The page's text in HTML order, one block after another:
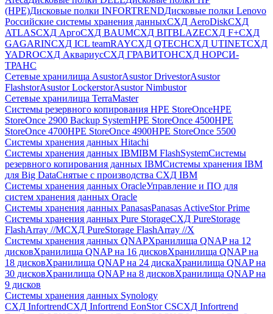
(HPE)Дисковые полки INFORTRENDДисковые полки Lenovo
Российские системы хранения данныхСХД AeroDiskСХД
ATLASСХД AргоСХД BAUMСХД BITBLAZEСХД F+СХД
GAGARINСХД ICL teamRAYСХД QTECHСХД UTINETСХД
YADROСХД АквариусСХД ГРАВИТОНСХД НОРСИ-
ТРАНС
Сетевые хранилища AsustorAsustor DrivestorAsustor
FlashstorAsustor LockerstorAsustor Nimbustor
Сетевые хранилища TerraMaster
Системы резервного копирования HPE StoreOnceHPE
StoreOnce 2900 Backup SystemHPE StoreOnce 4500HPE
StoreOnce 4700HPE StoreOnce 4900HPE StoreOnce 5500
Системы хранения данных Hitachi
Системы хранения данных IBMIBM FlashSystemСистемы
резервного копирования данных IBMСистемы хранения IBM
для Big DataСнятые с производства СХД IBM
Системы хранения данных OracleУправление и ПО для
систем хранения данных Oracle
Системы хранения данных PanasasPanasas ActiveStor Prime
Системы хранения данных Pure StorageСХД PureStorage
FlashArray //MСХД PureStorage FlashArray //X
Системы хранения данных QNAPХранилища QNAP на 12
дисковХранилища QNAP на 16 дисковХранилища QNAP на
18 дисковХранилища QNAP на 24 дискаХранилища QNAP на
30 дисковХранилища QNAP на 8 дисковХранилища QNAP на
9 дисков
Системы хранения данных Synology
СХД InfortrendСХД Infortrend EonStor CSСХД Infortrend